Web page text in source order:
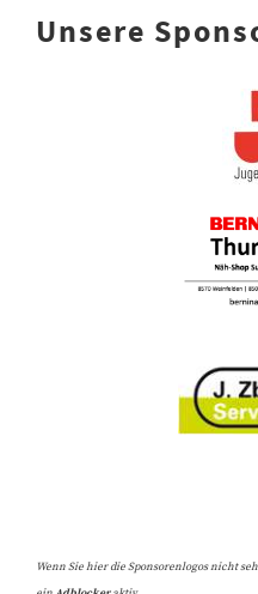
Unsere
Wenn Sie hier die Sponsorenlogos nicht